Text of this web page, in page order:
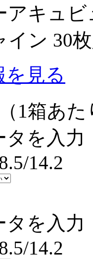
アキュ
イン 30枚
を見る
（1箱あた
タを入力
14.2
タを入力
14.2